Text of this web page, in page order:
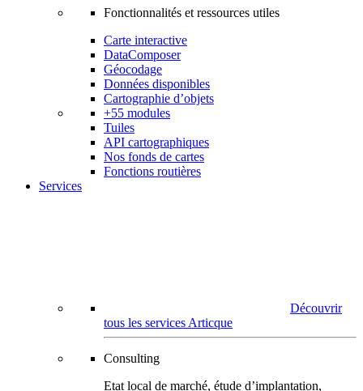
Fonctionnalités et ressources utiles
Carte interactive
DataComposer
Géocodage
Données disponibles
Cartographie d’objets
+55 modules
Tuiles
API cartographiques
Nos fonds de cartes
Fonctions routières
Services
Découvrir
tous les services Articque
Consulting
Etat local de marché, étude d’implantation,